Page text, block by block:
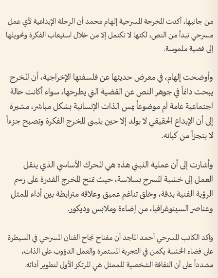
من جانبها، أكدت المخرجة المسرحية إلهام محمد أن الرحلة الإبداعية لأي عمل
مسرحي تبدأ من النص، لكنها لا تكتمل إلا من خلال استيعاب الفكرة وتحويلها
إلى قضية ملموسة.
وأوضحت إلهام، في معرض حديثها عن فلسفتها الإخراجية، أن المخرج
يبحث دائماً في جوهر النص عن القضية التي يطرحها، سواء أكانت حالة
اجتماعية عامة أم موضوعاً يمس الذات الإنسانية بشكل مباشر، مشيرة
إلى أن الإبداع الحقيقي لا يولد إلا حين يتبنى المخرج الفكرة وتصبح جزءاً
لا يتجزأ من كيانه.
وأشارت إلى أن عملية التبني هذه هي المحرك الأساسي الذي ينقل
العمل إلى خشبة المسرح بسلاسة، حيث تمنح المخرج القدرة على رسم
الرؤية الفنية بدقة، وخلق تناغم عميق وعلاقة مترابطة بين أداء الممثل
وعناصر السينوغرافيا، من إضاءة وملابس وديكور.
وأكد الكاتب المسرحي أحمد الماجد أن مفتاح نجاح الفنان المسرحي في السيطرة
على فضاء الخشبة يكمن في التجربة المستمرة والعمل الدؤوب على الذات،
مشدداً على أن الثقافة الشخصية للممثل هي المرتكز الأول لتطوير أدائه.